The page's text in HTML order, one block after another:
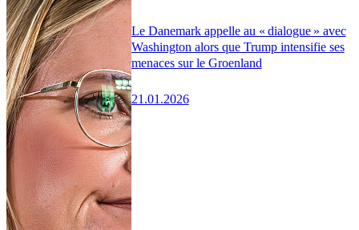
Le Danemark appelle au « dialogue » avec
Washington alors que Trump intensifie ses
menaces sur le Groenland
21.01.2026